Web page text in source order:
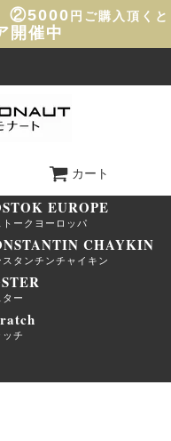
②5000 円ご購入頂くと
開催中
カート
EUROPE
トークヨーロッパ
CHAYKIN
スタンチンチャイキン
ター
ッチ